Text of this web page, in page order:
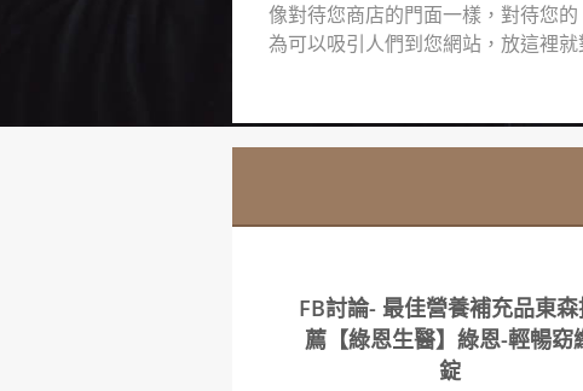
像對待您商店的門面一樣，對待您
為可以吸引人們到您網站，放這裡就
FB討論- 最佳營養補充品東
薦【綠恩生醫】綠恩-輕暢窈
錠